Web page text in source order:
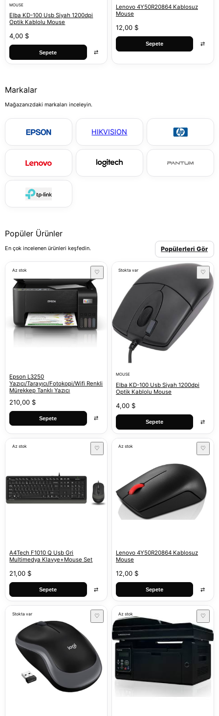
MOUSE
Elba KD-100 Usb Siyah 1200dpi
Optik Kablolu Mouse
4,00 $
Sepete ⇄
Lenovo 4Y50R20864 Kablosuz
Mouse
12,00 $
Sepete ⇄
Markalar
Mağazanızdaki markaları inceleyin.
HIKVISION
Popüler Ürünler
En çok incelenen ürünleri keşfedin. Popülerleri Gör
Az stok ♡
Epson L3250
Yazıcı/Tarayıcı/Fotokopi/Wifi Renkli
Mürekkep Tanklı Yazıcı
210,00 $
Sepete ⇄
Stokta var ♡
MOUSE
Elba KD-100 Usb Siyah 1200dpi
Optik Kablolu Mouse
4,00 $
Sepete ⇄
Az stok ♡
A4Tech F1010 Q Usb Gri
Multimedya Klavye+Mouse Set
21,00 $
Sepete ⇄
Az stok ♡
Lenovo 4Y50R20864 Kablosuz
Mouse
12,00 $
Sepete ⇄
Stokta var ♡ Az stok ♡